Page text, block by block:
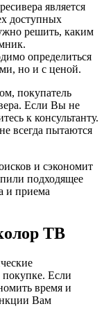
является
доступных
решить, каким
определиться
но и с ценой.
покупатель
Если Вы не
к консультанту.
всегда пытаются
и сэкономит
подходящее
и приема
ТВ
Если
время и
Вам